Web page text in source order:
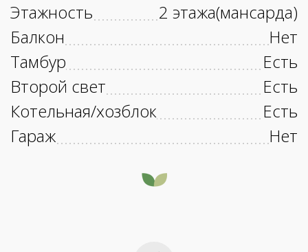
Этажность
2 этажа(мансарда)
Балкон
Нет
Тамбур
Есть
Второй свет
Есть
Котельная/хозблок
Есть
Гараж
Нет